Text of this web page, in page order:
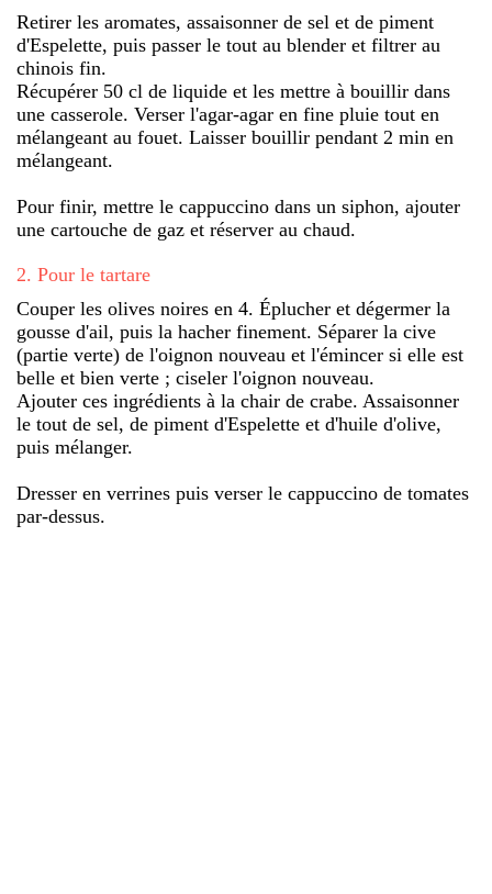
Retirer les aromates, assaisonner de sel et de piment
d'Espelette, puis passer le tout au blender et filtrer au
chinois fin.
Récupérer 50 cl de liquide et les mettre à bouillir dans
une casserole. Verser l'agar-agar en fine pluie tout en
mélangeant au fouet. Laisser bouillir pendant 2 min en
mélangeant.
Pour finir, mettre le cappuccino dans un siphon, ajouter
une cartouche de gaz et réserver au chaud.
2. Pour le tartare
Couper les olives noires en 4. Éplucher et dégermer la
gousse d'ail, puis la hacher finement. Séparer la cive
(partie verte) de l'oignon nouveau et l'émincer si elle est
belle et bien verte ; ciseler l'oignon nouveau.
Ajouter ces ingrédients à la chair de crabe. Assaisonner
le tout de sel, de piment d'Espelette et d'huile d'olive,
puis mélanger.
Dresser en verrines puis verser le cappuccino de tomates
par-dessus.